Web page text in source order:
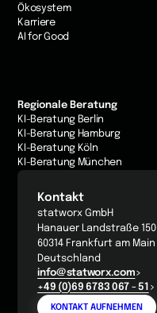
Ökosystem
Karriere
AI for Good
Regionale Beratung
KI-Beratung Berlin
KI-Beratung Hamburg
KI-Beratung Köln
KI-Beratung München
Kontakt
statworx GmbH
Hanauer Landstraße 150
60314 Frankfurt am Main
Deutschland
info@statworx.com
+49 (0)69 6783 067 - 51
KONTAKT AUFNEHMEN